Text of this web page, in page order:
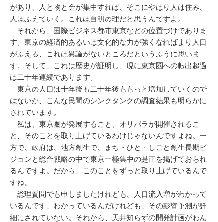
があり、人と物と金が集中すれば、そこにやはり人は住み、
人はふえていく。これは自明の理だと思うんですよ。
それから、国際ビジネス都市東京などの位置づけでありま
す。東京の経済的あるいは文化的な力が強くなればより人口
がふえる、これは異論がないところだというふうに思いま
す。そして、これは歴史が証明し、現に東京圏への転出超過
は二十年連続であります。
東京の人口は十年後も二十年後ももっと増加していくので
はないか、こんな民間のシンクタンクの調査結果も明らかに
されています。
私は、東京圏が発展すること、オリパラが開催されるこ
と、そのことを取り上げているわけじゃないんですよね。一
方で、政府は、地方創生で、まち・ひと・しごと創生長期ビ
ジョンと総合戦略の中で東京一極集中の是正を掲げておられ
るんですよ。だから、このことをずっと取り上げているんで
すね。
総理質問でも申しましたけれども、人口流入増がわかって
いるんです、わかっているんだけれども、その影響予測が詳
細にされていない。それから、天井知らずの開発計画がわん